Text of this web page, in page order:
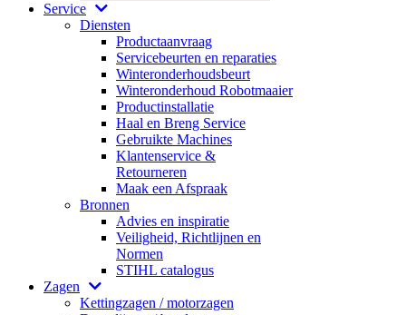
Service
Diensten
Productaanvraag
Servicebeurten en reparaties
Winteronderhoudsbeurt
Winteronderhoud Robotmaaier
Productinstallatie
Haal en Breng Service
Gebruikte Machines
Klantenservice &
Retourneren
Maak een Afspraak
Bronnen
Advies en inspiratie
Veiligheid, Richtlijnen en
Normen
STIHL catalogus
Zagen
Kettingzagen / motorzagen